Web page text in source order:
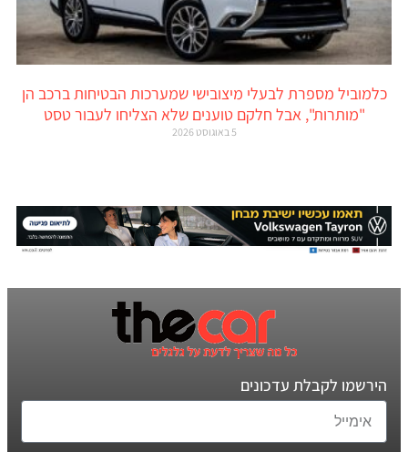
כלמוביל מספרת לבעלי מיצובישי שמערכות הבטיחות ברכב הן
"מותרות", אבל חלקם טוענים שלא הצליחו לעבור טסט
5 באוגוסט 2026
הירשמו לקבלת עדכונים